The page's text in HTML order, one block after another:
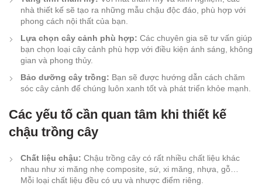
nhà thiết kế sẽ tạo ra những mẫu chậu độc đáo, phù hợp với
phong cách nội thất của bạn.
Lựa chọn cây cảnh phù hợp: Các chuyên gia sẽ tư vấn giúp
bạn chọn loại cây cảnh phù hợp với điều kiện ánh sáng, không
gian và phong thủy.
Bảo dưỡng cây trồng: Bạn sẽ được hướng dẫn cách chăm
sóc cây cảnh để chúng luôn xanh tốt và phát triển khỏe mạnh.
Các yếu tố cần quan tâm khi thiết kế
chậu trồng cây
Chất liệu chậu: Chậu trồng cây có rất nhiều chất liệu khác
nhau như xi măng nhẹ composite, sứ, xi măng, nhựa, gỗ…
Mỗi loại chất liệu đều có ưu và nhược điểm riêng.